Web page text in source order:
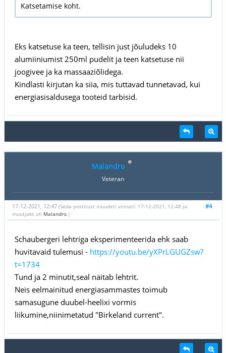
Katsetamise koht.
Eks katsetuse ka teen, tellisin just jõuludeks 10
alumiiniumist 250ml pudelit ja teen katsetuse nii
joogivee ja ka massaaziõlidega.
Kindlasti kirjutan ka siia, mis tuttavad tunnetavad, kui
energiasisaldusega tooteid tarbisid.
Malandro
Veteran
#4
17-12-2021, 12:47 (Seda postitust muudeti viimati: 17-12-2021, 12:48 ja
muutjaks oli Malandro.)
Schaubergeri lehtriga eksperimenteerida ehk saab
huvitavaid tulemusi - https://youtu.be/yXPrLGUGZsw?
t=1734
Tund ja 2 minutit,seal näitab lehtrit.
Neis eelmainitud energiasammastes toimub
samasugune duubel-heelixi vormis
liikumine,niinimetatud "Birkeland current".